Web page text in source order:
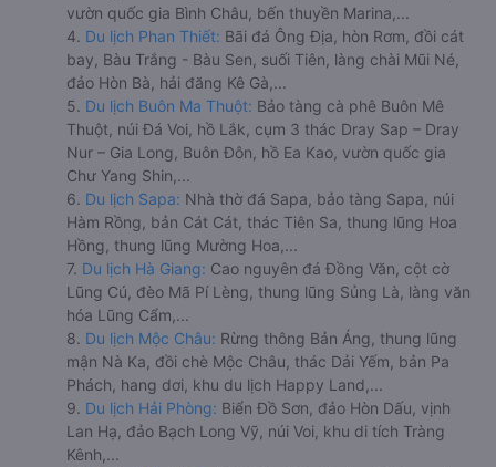
vườn quốc gia Bình Châu, bến thuyền Marina,...
4. Du lịch Phan Thiết: Bãi đá Ông Địa, hòn Rơm, đồi cát
bay, Bàu Trắng - Bàu Sen, suối Tiên, làng chài Mũi Né,
đảo Hòn Bà, hải đăng Kê Gà,...
5. Du lịch Buôn Ma Thuột: Bảo tàng cà phê Buôn Mê
Thuột, núi Đá Voi, hồ Lắk, cụm 3 thác Dray Sap – Dray
Nur – Gia Long, Buôn Đôn, hồ Ea Kao, vườn quốc gia
Chư Yang Shin,...
6. Du lịch Sapa: Nhà thờ đá Sapa, bảo tàng Sapa, núi
Hàm Rồng, bản Cát Cát, thác Tiên Sa, thung lũng Hoa
Hồng, thung lũng Mường Hoa,...
7. Du lịch Hà Giang: Cao nguyên đá Đồng Văn, cột cờ
Lũng Cú, đèo Mã Pí Lèng, thung lũng Sủng Là, làng văn
hóa Lũng Cẩm,...
8. Du lịch Mộc Châu: Rừng thông Bản Áng, thung lũng
mận Nà Ka, đồi chè Mộc Châu, thác Dải Yếm, bản Pa
Phách, hang dơi, khu du lịch Happy Land,...
9. Du lịch Hải Phòng: Biển Đồ Sơn, đảo Hòn Dấu, vịnh
Lan Hạ, đảo Bạch Long Vỹ, núi Voi, khu di tích Tràng
Kênh,...